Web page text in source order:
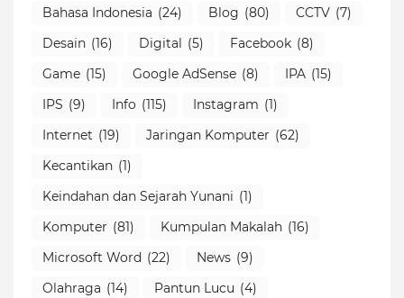
Bahasa Indonesia (24) Blog (80) CCTV (7)
Desain (16) Digital (5) Facebook (8)
Game (15) Google AdSense (8) IPA (15)
IPS (9) Info (115) Instagram (1)
Internet (19) Jaringan Komputer (62)
Kecantikan (1)
Keindahan dan Sejarah Yunani (1)
Komputer (81) Kumpulan Makalah (16)
Microsoft Word (22) News (9)
Olahraga (14) Pantun Lucu (4)